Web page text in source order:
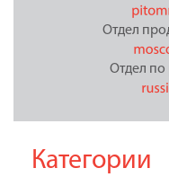
Отдел
Отдел по
Категории